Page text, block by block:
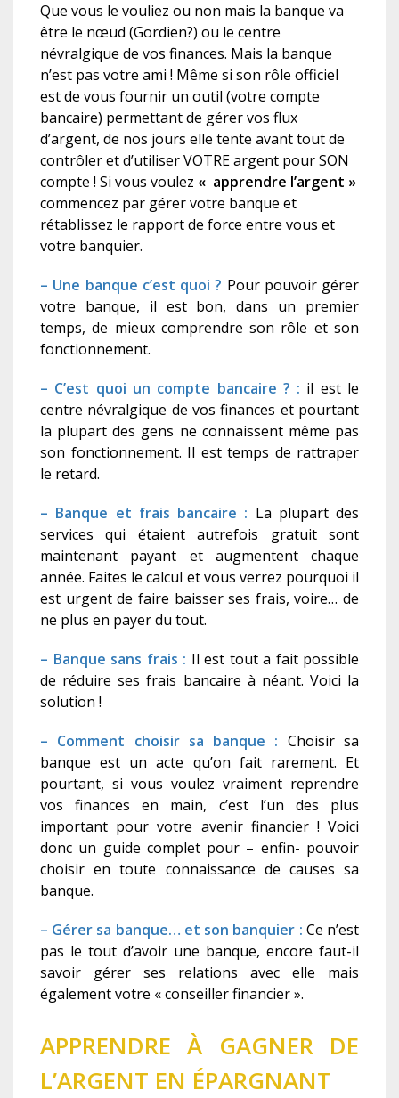
Que vous le vouliez ou non mais la banque va
être le nœud (Gordien?) ou le centre
névralgique de vos finances. Mais la banque
n’est pas votre ami ! Même si son rôle officiel
est de vous fournir un outil (votre compte
bancaire) permettant de gérer vos flux
d’argent, de nos jours elle tente avant tout de
contrôler et d’utiliser VOTRE argent pour SON
compte ! Si vous voulez « apprendre l’argent »
commencez par gérer votre banque et
rétablissez le rapport de force entre vous et
votre banquier.
– Une banque c’est quoi ? Pour pouvoir gérer
votre banque, il est bon, dans un premier
temps, de mieux comprendre son rôle et son
fonctionnement.
– C’est quoi un compte bancaire ? : il est le
centre névralgique de vos finances et pourtant
la plupart des gens ne connaissent même pas
son fonctionnement. Il est temps de rattraper
le retard.
– Banque et frais bancaire : La plupart des
services qui étaient autrefois gratuit sont
maintenant payant et augmentent chaque
année. Faites le calcul et vous verrez pourquoi il
est urgent de faire baisser ses frais, voire… de
ne plus en payer du tout.
– Banque sans frais : Il est tout a fait possible
de réduire ses frais bancaire à néant. Voici la
solution !
– Comment choisir sa banque : Choisir sa
banque est un acte qu’on fait rarement. Et
pourtant, si vous voulez vraiment reprendre
vos finances en main, c’est l’un des plus
important pour votre avenir financier ! Voici
donc un guide complet pour – enfin- pouvoir
choisir en toute connaissance de causes sa
banque.
– Gérer sa banque… et son banquier : Ce n’est
pas le tout d’avoir une banque, encore faut-il
savoir gérer ses relations avec elle mais
également votre « conseiller financier ».
APPRENDRE À GAGNER DE
L’ARGENT EN ÉPARGNANT